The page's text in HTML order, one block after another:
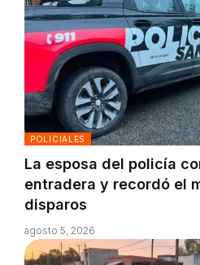
POLICIALES
La esposa del policía
entradera y recordó el
disparos
agosto 5, 2026